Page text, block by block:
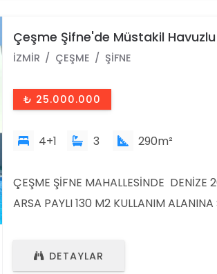
Çeşme Şifne'de Müstakil Havuzlu
İZMIR ÇEŞME ŞIFNE
₺ 25.000.000
4+1 3 290m²
ÇEŞME ŞİFNE MAHALLESİNDE DENİZE
ARSA PAYLI 130 M2 KULLANIM
BANYOSU OTOMATİK PANJUR
DETAYLAR